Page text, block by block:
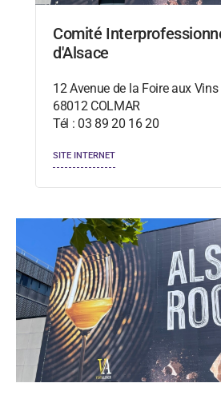
Comité
d'Alsace
12 Avenue de la Foire aux Vins
68012 COLMAR
Tél : 03 89 20 16 20
SITE INTERNET